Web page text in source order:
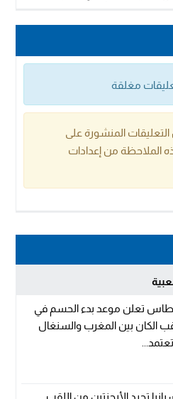
مغلقة
المنشورة على
الملاحظة من إعدادات
تعلن موعد بدء الحسم في
الكان بين المغرب والسنغال
تجرد الأرجنتين من اللقب ..